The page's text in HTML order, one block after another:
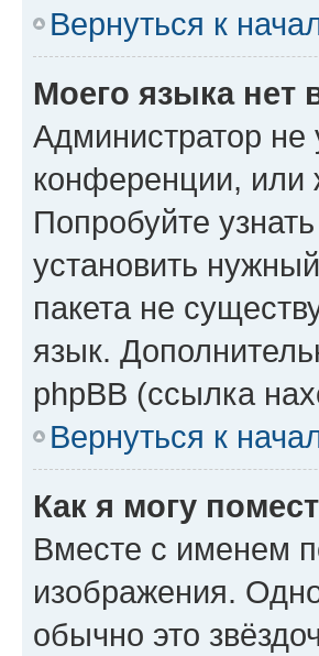
Вернуться к
Моего языка нет
Администратор не
конференции, или
Попробуйте
установить
пакета не
язык.
phpBB (ссылка
Вернуться к
Как я могу
Вместе с именем
изображения.
обычно это